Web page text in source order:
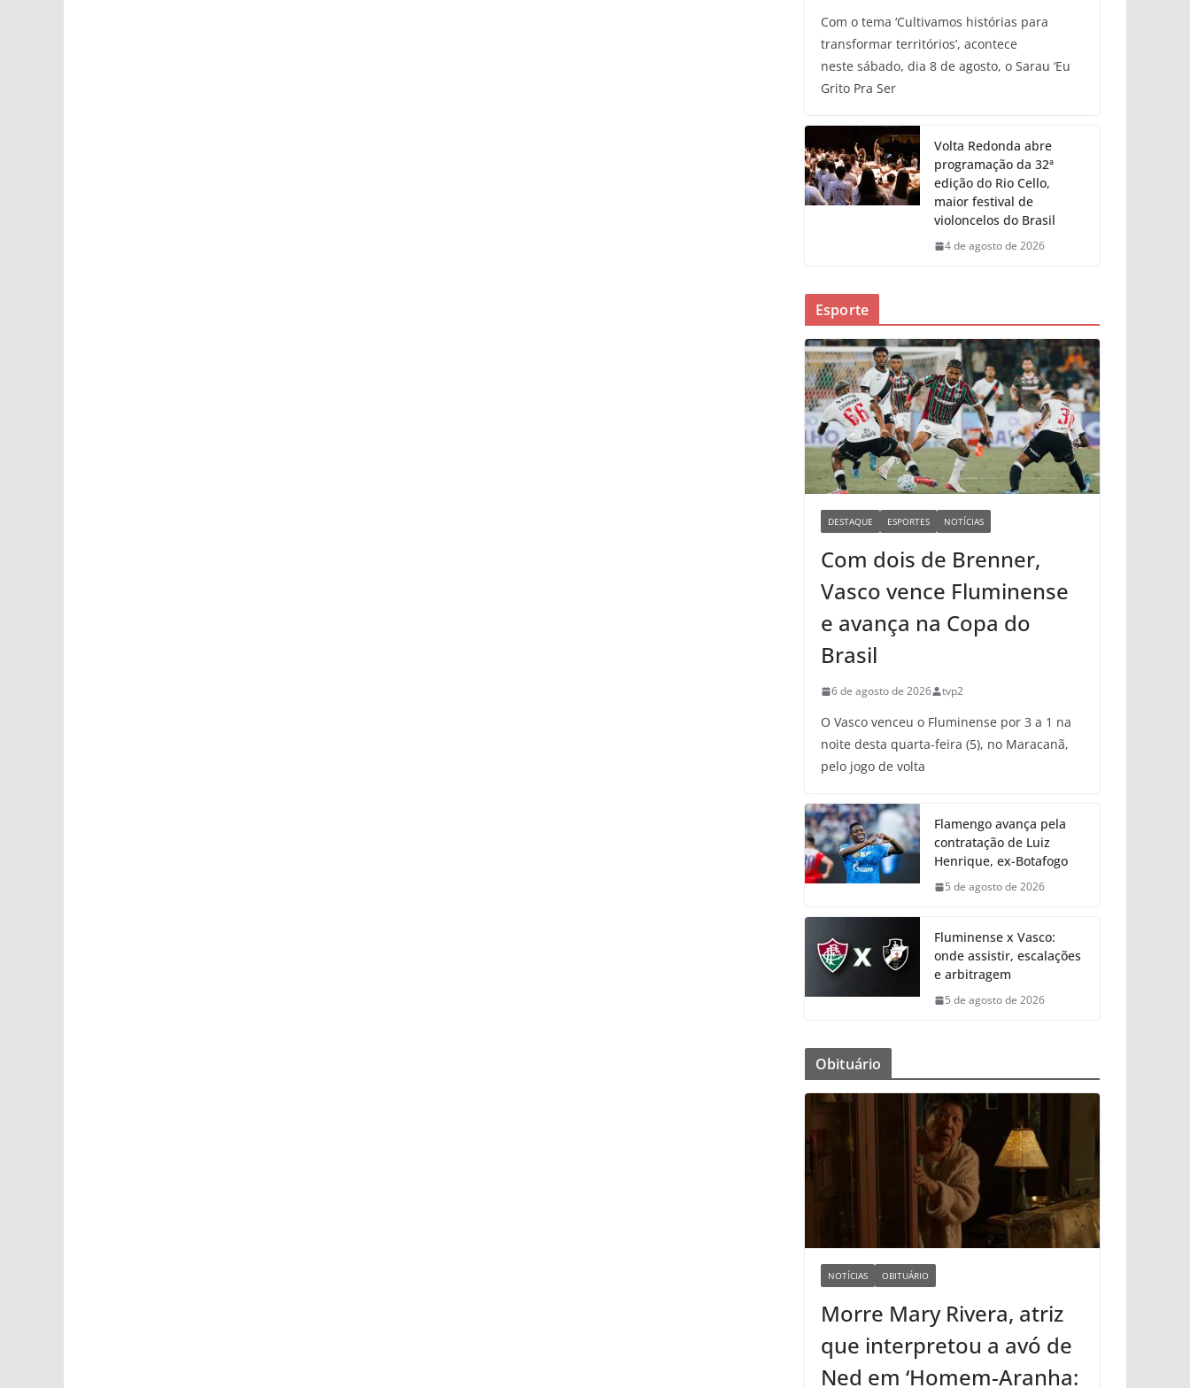
Com o tema ‘Cultivamos histórias para
transformar territórios’, acontece
neste sábado, dia 8 de agosto, o Sarau ‘Eu
Grito Pra Ser
Volta Redonda abre
programação da 32ª
edição do Rio Cello,
maior festival de
violoncelos do Brasil
4 de agosto de 2026
Esporte
DESTAQUE ESPORTES NOTÍCIAS
Com dois de Brenner,
Vasco vence Fluminense
e avança na Copa do
Brasil
6 de agosto de 2026 tvp2
O Vasco venceu o Fluminense por 3 a 1 na
noite desta quarta-feira (5), no Maracanã,
pelo jogo de volta
Flamengo avança pela
contratação de Luiz
Henrique, ex-Botafogo
5 de agosto de 2026
Fluminense x Vasco:
onde assistir, escalações
e arbitragem
5 de agosto de 2026
Obituário
NOTÍCIAS OBITUÁRIO
Morre Mary Rivera, atriz
que interpretou a avó de
Ned em ‘Homem-Aranha: